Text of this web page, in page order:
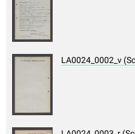
LA0024_0002_v